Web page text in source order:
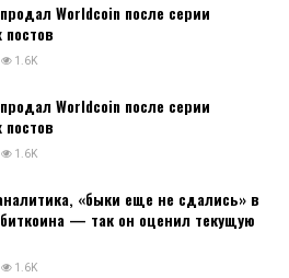
Worldcoin после серии
1.6K
Worldcoin после серии
1.6K
«быки еще не сдались» в
— так он оценил текущую
1.6K